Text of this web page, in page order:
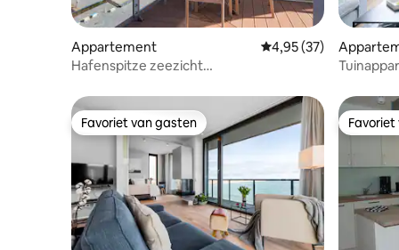
Appartement Gemiddelde
4,95 (37)
Hafenspitze zeezicht
Favoriet van gasten
Favoriet van gasten